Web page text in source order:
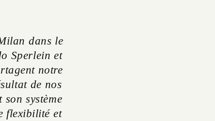
dans le
Sperlein et
notre
de nos
système
flexibilité et